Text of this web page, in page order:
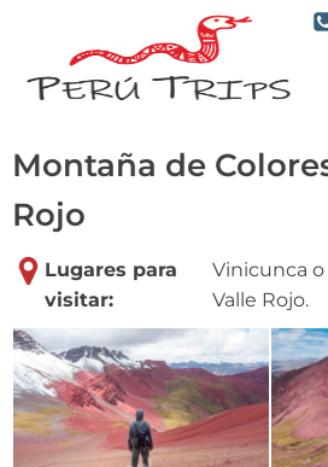
Montaña de
Rojo
Lugares para
visitar:
Vinicunca
Valle Rojo.